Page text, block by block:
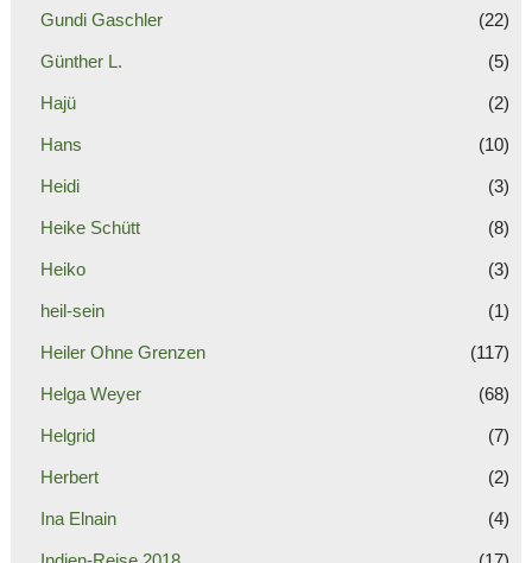
Gundi Gaschler (22)
Günther L. (5)
Hajü (2)
Hans (10)
Heidi (3)
Heike Schütt (8)
Heiko (3)
heil-sein (1)
Heiler Ohne Grenzen (117)
Helga Weyer (68)
Helgrid (7)
Herbert (2)
Ina Elnain (4)